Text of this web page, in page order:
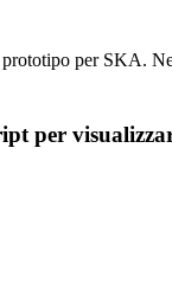
per SKA.
per